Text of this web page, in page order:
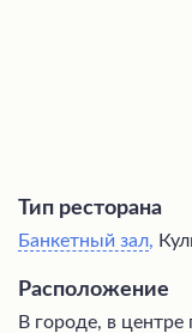
Тип ресторана
Банкетный зал,
Расположение
В городе, в центре